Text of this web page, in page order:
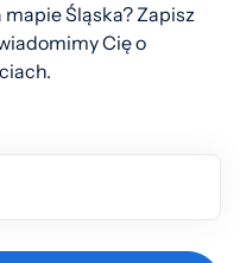
Śląska? Zapisz
Cię o